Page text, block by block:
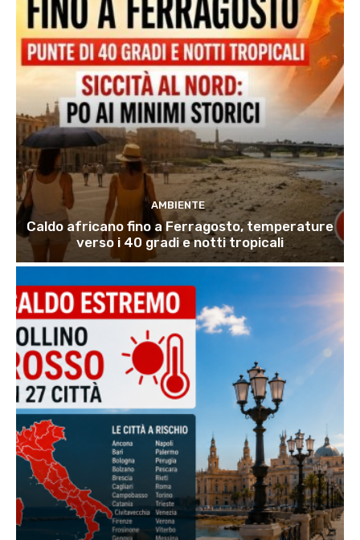
AMBIENTE
Caldo africano fino a Ferragosto, temperature
verso i 40 gradi e notti tropicali